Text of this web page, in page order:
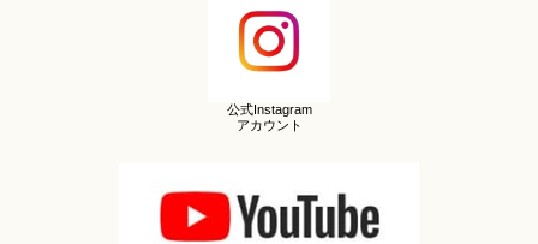
公式Instagram
アカウント